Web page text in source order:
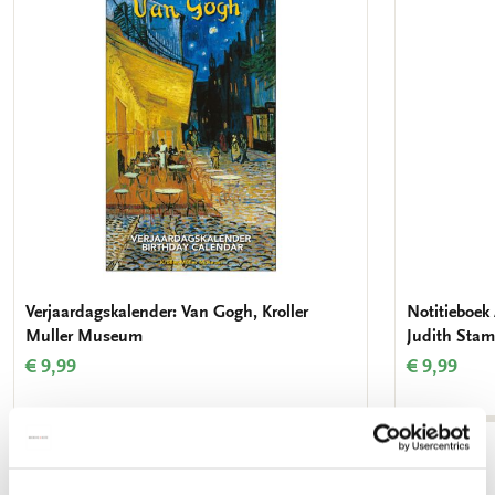
Verjaardagskalender: Van Gogh, Kroller
Muller Museum
€ 9,99
Judith Stam
€ 9,99